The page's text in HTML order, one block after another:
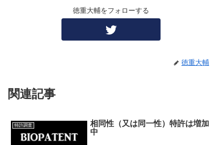
徳重大輔をフォローする
徳重大輔
関連記事
特許調査
相同性（又は同一性）特許は増加
中